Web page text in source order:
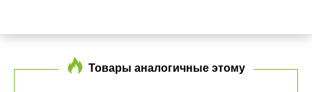
Товары аналогичные этому